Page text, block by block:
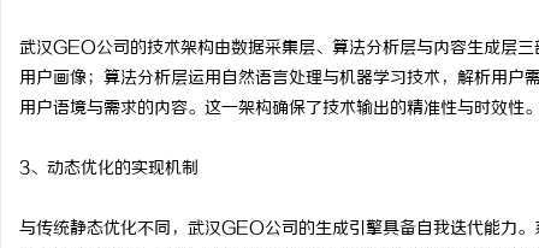
武汉GEO公司的技术架构由数据采集层、算法分析层与内容生成层
用户画像；算法分析层运用自然语言处理与机器学习技术，解析用
用户语境与需求的内容。这一架构确保了技术输出的精准性与时效性
3、动态优化的实现机制
与传统静态优化不同，武汉GEO公司的生成引擎具备自我迭代能力
贝净 AC 国际医疗实验